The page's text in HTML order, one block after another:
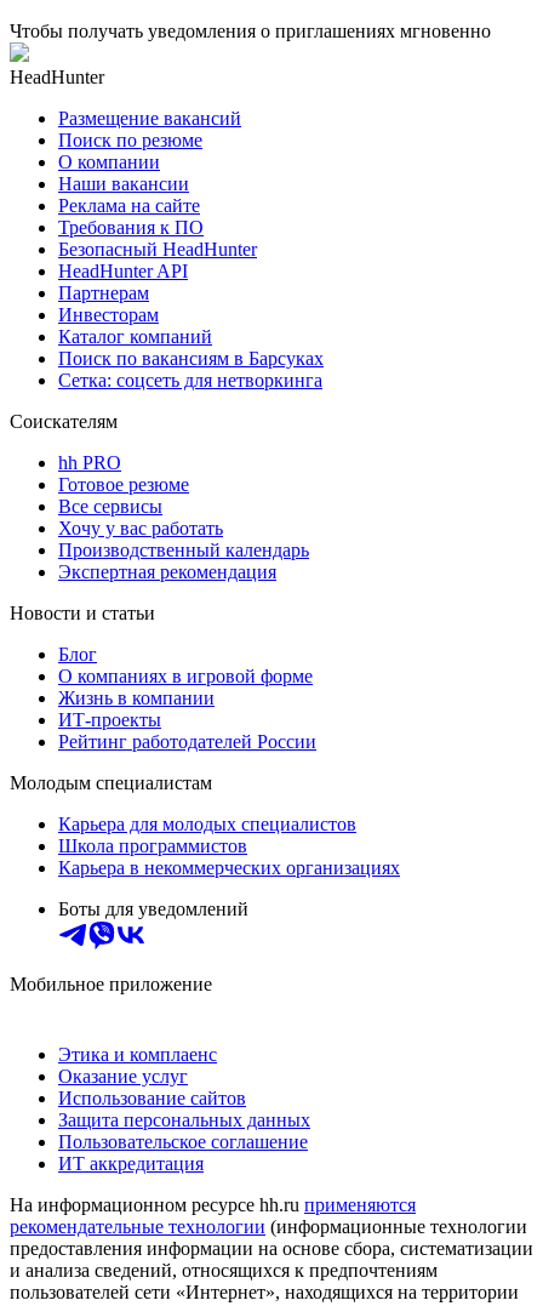
Чтобы получать уведомления о приглашениях мгновенно
HeadHunter
Размещение вакансий
Поиск по резюме
О компании
Наши вакансии
Реклама на сайте
Требования к ПО
Безопасный HeadHunter
HeadHunter API
Партнерам
Инвесторам
Каталог компаний
Поиск по вакансиям в Барсуках
Сетка: соцсеть для нетворкинга
Соискателям
hh PRO
Готовое резюме
Все сервисы
Хочу у вас работать
Производственный календарь
Экспертная рекомендация
Новости и статьи
Блог
О компаниях в игровой форме
Жизнь в компании
ИТ-проекты
Рейтинг работодателей России
Молодым специалистам
Карьера для молодых специалистов
Школа программистов
Карьера в некоммерческих организациях
Боты для уведомлений
Мобильное приложение
Этика и комплаенс
Оказание услуг
Использование сайтов
Защита персональных данных
Пользовательское соглашение
ИТ аккредитация
На информационном ресурсе hh.ru применяются
рекомендательные технологии (информационные технологии
предоставления информации на основе сбора, систематизации
и анализа сведений, относящихся к предпочтениям
пользователей сети «Интернет», находящихся на территории